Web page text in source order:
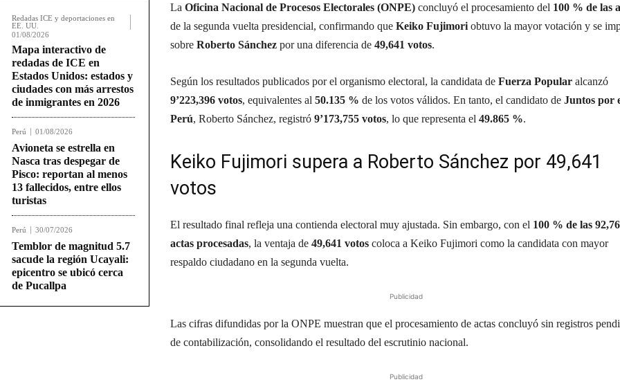
Redadas ICE y deportaciones en
EE. UU.
01/08/2026
Mapa interactivo de
redadas de ICE en
Estados Unidos: estados y
ciudades con más arrestos
de inmigrantes en 2026
Perú 01/08/2026
Avioneta se estrella en
Nasca tras despegar de
Pisco: reportan al menos
13 fallecidos, entre ellos
turistas
Perú 30/07/2026
Temblor de magnitud 5.7
sacude la región Ucayali:
epicentro se ubicó cerca
de Pucallpa
La Oficina Nacional de Procesos Electorales (ONPE) concluyó el procesamiento del 100 % de las
de la segunda vuelta presidencial, confirmando que Keiko Fujimori obtuvo la mayor votación y se
sobre Roberto Sánchez por una diferencia de 49,641 votos.
Según los resultados publicados por el organismo electoral, la candidata de Fuerza Popular alcanzó
9’223,396 votos, equivalentes al 50.135 % de los votos válidos. En tanto, el candidato de Juntos por
Perú, Roberto Sánchez, registró 9’173,755 votos, lo que representa el 49.865 %.
Keiko Fujimori supera a Roberto Sánchez por 49,641
votos
El resultado final refleja una contienda electoral muy ajustada. Sin embargo, con el 100 % de las
actas procesadas, la ventaja de 49,641 votos coloca a Keiko Fujimori como la candidata con mayor
respaldo ciudadano en la segunda vuelta.
Publicidad
Las cifras difundidas por la ONPE muestran que el procesamiento de actas concluyó sin registros
de contabilización, consolidando el resultado del escrutinio nacional.
Publicidad